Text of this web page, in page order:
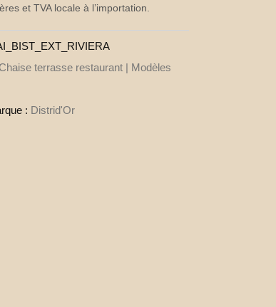
et TVA locale à l’importation.
terrasse restaurant | Modèles
: Distrid'Or